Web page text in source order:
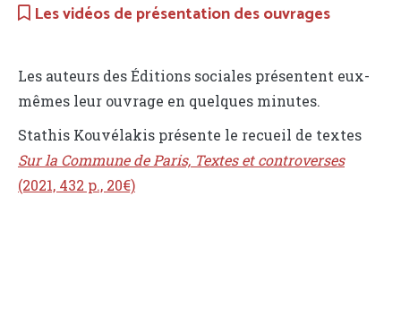
Les vidéos de présentation des ouvrages
Les auteurs des Éditions sociales présentent eux-
mêmes leur ouvrage en quelques minutes.
Stathis Kouvélakis présente le recueil de textes
Sur la Commune de Paris, Textes et controverses
(2021, 432 p., 20€)